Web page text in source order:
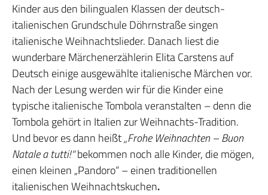
Kinder aus den bilingualen Klassen der deutsch-
italienischen Grundschule Döhrnstraße singen
italienische Weihnachtslieder. Danach liest die
wunderbare Märchenerzählerin Elita Carstens auf
Deutsch einige ausgewählte italienische Märchen vor.
Nach der Lesung werden wir für die Kinder eine
typische italienische Tombola veranstalten – denn die
Tombola gehört in Italien zur Weihnachts-Tradition.
Und bevor es dann heißt„Frohe Weihnachten – Buon
Natale a tutti!“bekommen noch alle Kinder, die mögen,
einen kleinen „Pandoro“ – einen traditionellen
italienischen Weihnachtskuchen.